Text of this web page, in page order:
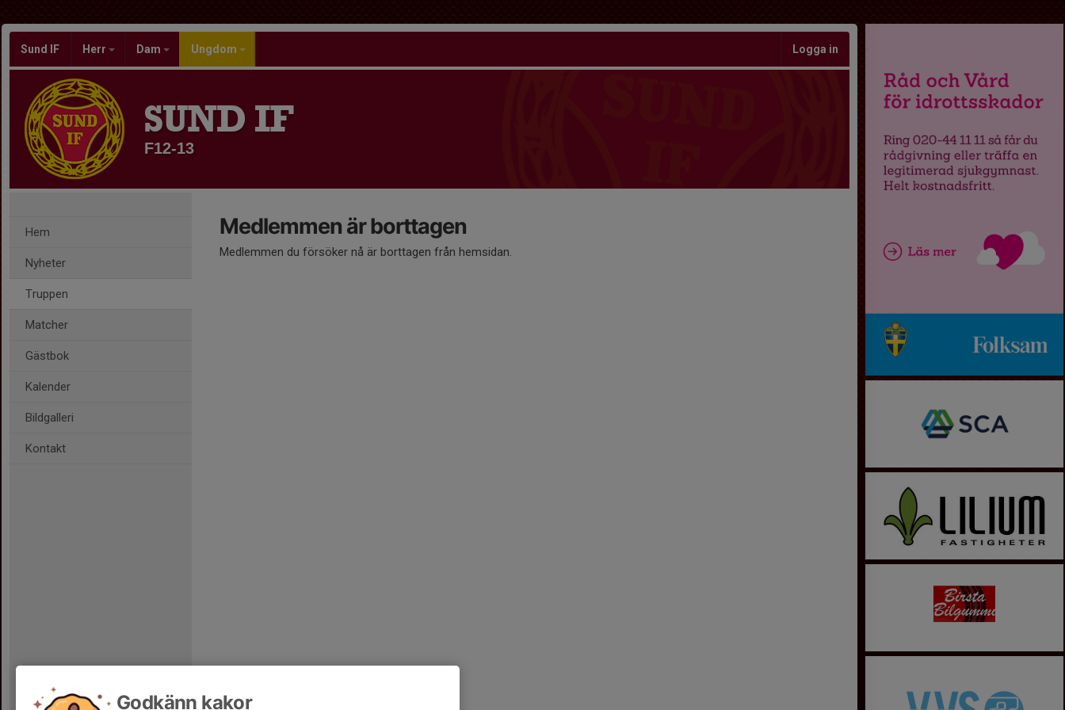
Sund IF Herr Dam Ungdom Logga in
SUND IF
F12-13
Hem
Nyheter
Truppen
Matcher
Gästbok
Kalender
Bildgalleri
Kontakt
Medlemmen är borttagen
Medlemmen du försöker nå är borttagen från hemsidan.
Godkänn kakor